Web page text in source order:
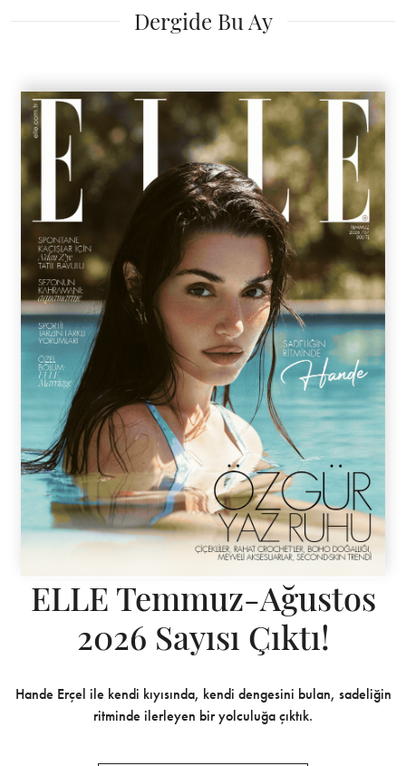
Dergide Bu Ay
ELLE Temmuz-Ağustos
2026 Sayısı Çıktı!
Hande Erçel ile kendi kıyısında, kendi dengesini bulan, sadeliğin
ritminde ilerleyen bir yolculuğa çıktık.